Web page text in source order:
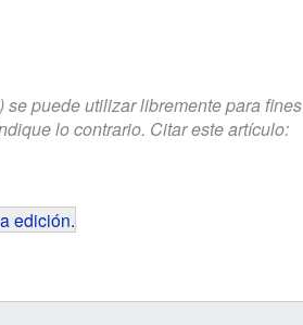
puede utilizar libremente para fines
lo contrario. Citar este artículo:
edición.